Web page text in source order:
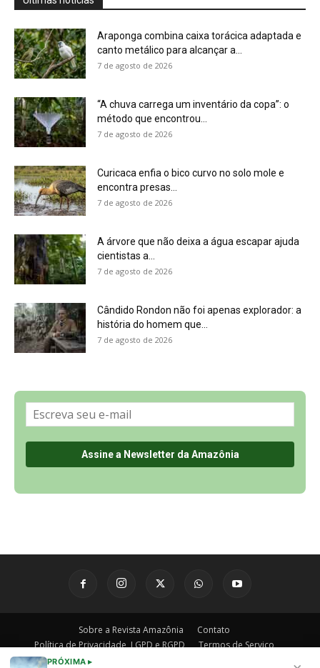
PRÓXIMA ▸
A árvore que não deixa a água escapar ajuda
7 de agosto de 2026
7 de agosto de 2026
Política de Privacidade, LGPD e RGPD
Últimas Notícias
🌎 Español
©